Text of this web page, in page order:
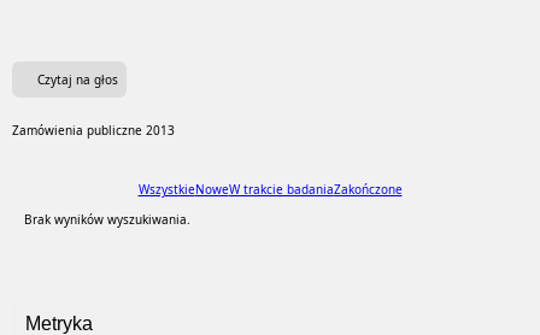
Czytaj na głos
Zamówienia publiczne 2013
WszystkieNoweW trakcie badaniaZakończone
Brak wyników wyszukiwania.
Metryka